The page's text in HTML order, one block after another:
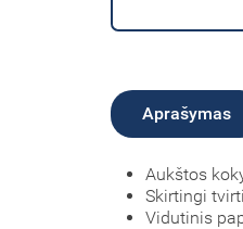
Aprašymas
Aukštos
Skirtingi
Vidutinis